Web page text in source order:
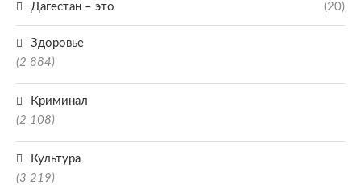
Дагестан – это (20)
Здоровье
(2 884)
Криминал
(2 108)
Культура
(3 219)